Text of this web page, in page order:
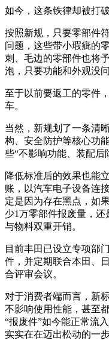
如今，这条铁律却被打破
按照新规，只要零部件
问题，这些带小瑕疵的
刺、毛边的零部件也将
泡，只要功能和外观没
至于以前要返工的零件
车。
当然，新规划了一条清
构、安全防护等核心功
些“不影响功能、装配后
降低标准后的效果也能
账，以汽车电子设备连
定是因为存在黑点，如
少1万零部件报废量，
与物料双重开销。
目前丰田已设立专项部
件，并定期联合本田、
合评审会议。
对于消费者端而言，新
不影响使用性能，甚至
“报废件”如今能正常流
实实在在迈出松动的一步